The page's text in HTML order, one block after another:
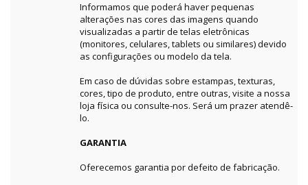
Informamos que poderá haver pequenas
alterações nas cores das imagens quando
visualizadas a partir de telas eletrônicas
(monitores, celulares, tablets ou similares) devido
as configurações ou modelo da tela.
Em caso de dúvidas sobre estampas, texturas,
cores, tipo de produto, entre outras, visite a nossa
loja física ou consulte-nos. Será um prazer atendê-
lo.
GARANTIA
Oferecemos garantia por defeito de fabricação.